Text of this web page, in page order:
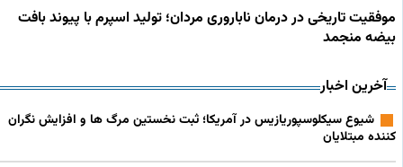
موفقیت تاریخی در درمان ناباروری مردان؛ تولید اسپرم با پیوند بافت
بیضه منجمد
آخرین اخبار
شیوع سیکلوسپوریازیس در آمریکا؛ ثبت نخستین مرگ ها و افزایش نگران
کننده مبتلایان